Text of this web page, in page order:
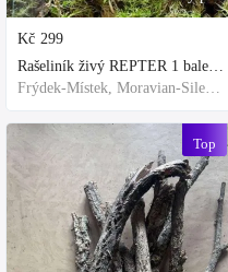
Kč 299
Rašeliník živý REPTER 1 balení - násada, TOP kvalita 30cm-30cm-8cm
Frýdek-Místek, Moravian-Silesian Region,Others
Top